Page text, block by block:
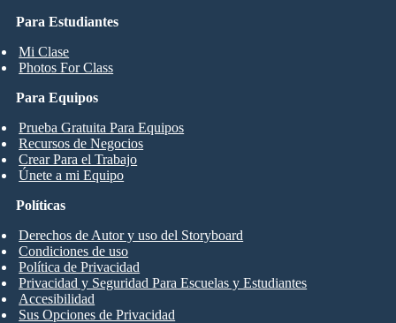
Para Estudiantes
Mi Clase
Photos For Class
Para Equipos
Prueba Gratuita Para Equipos
Recursos de Negocios
Crear Para el Trabajo
Únete a mi Equipo
Políticas
Derechos de Autor y uso del Storyboard
Condiciones de uso
Política de Privacidad
Privacidad y Seguridad Para Escuelas y Estudiantes
Accesibilidad
Sus Opciones de Privacidad